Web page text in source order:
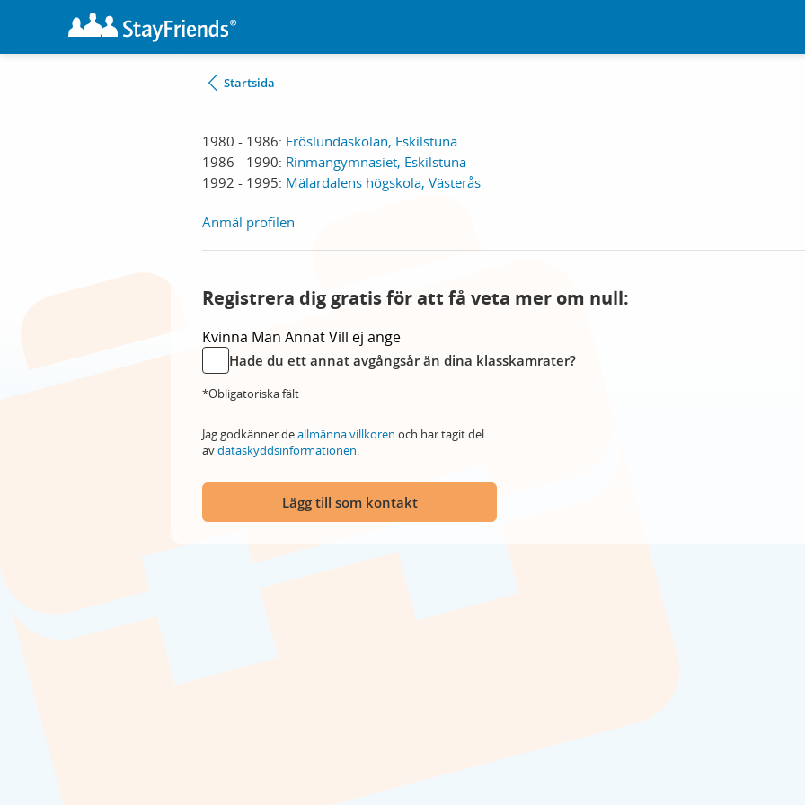
Startsida
1980 - 1986: Fröslundaskolan, Eskilstuna
1986 - 1990: Rinmangymnasiet, Eskilstuna
1992 - 1995: Mälardalens högskola, Västerås
Anmäl profilen
Registrera dig gratis för att få veta mer om null:
Kvinna Man AnnatVill ej ange
Hade du ett annat avgångsår än dina klasskamrater?
*Obligatoriska fält
Jag godkänner deallmänna villkoren och har tagit del
avdataskyddsinformationen.
Lägg till som kontakt